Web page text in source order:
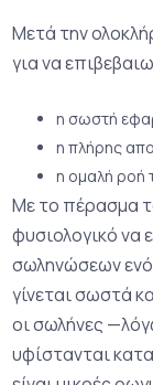
Μετά την
για να
η σωστή
η πλήρης
η ομαλή ροή
Με το πέρασμα
φυσιολογικό να
σωληνώσεων
γίνεται σωστά
οι σωλήνες
υφίστανται